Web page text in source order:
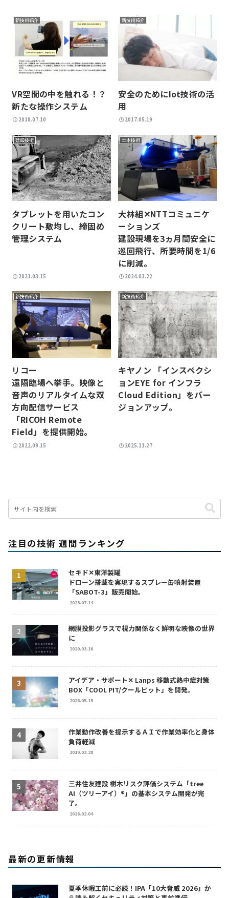
新技術紹介
VR空間の中を触れる！？
新たな操作システム
2018.07.10
新技術紹介
安全のためにIot技術の活
用
2017.05.19
建設技術
タブレットを用いたコン
クリート敷均し、締固め
管理システム
2021.03.15
土木技術
大林組✕NTTコミュニケ
ーションズ
建設現場を3ヵ月間安全に
巡回飛行、所要時間を1/6
に削減。
2024.03.22
新技術紹介
リコー
遠隔臨場へ挙手。映像と
音声のリアルタイムな双
方向配信サービス
「RICOH Remote
Field」を提供開始。
2022.09.15
新技術紹介
キヤノン 「インスペクシ
ョンEYE for インフラ
Cloud Edition」をバー
ジョンアップ。
2025.11.27
注目の技術 週間ランキング
セキド✕東洋製罐
ドローン搭載を実現するスプレー缶噴射装置
「SABOT-3」販売開始。
2023.07.14
網膜投影グラスで視力関係なく鮮明な映像の世界
に
2020.03.16
アイデア・サポート✕ Lanps 移動式熱中症対策
BOX「COOL PIT/クールピット」を開発。
2026.05.15
作業動作改善を提示するＡＩで作業効率化と身体
負荷軽減
2019.03.28
三井住友建設 樹木リスク評価システム「tree
AI（ツリーアイ）®」の基本システム開発が完
了。
2026.02.04
最新の更新情報
夏季休暇工前に必読！IPA「10大脅威 2026」か